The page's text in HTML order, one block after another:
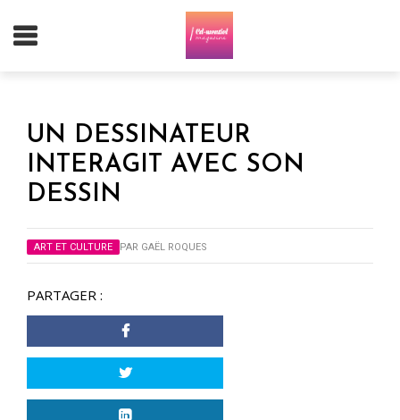
UN DESSINATEUR
INTERAGIT AVEC SON
DESSIN
ART ET CULTURE PAR GAËL ROQUES
PARTAGER :